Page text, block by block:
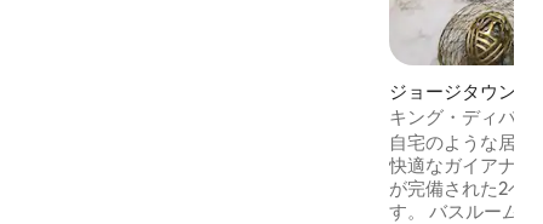
ジョージタウンの
ン・アパート
キング・ディバイ
ーデンズ - 2寝室
自宅のような居心
快適なガイアナの
が完備された2ベ
す。 バスルームに隣接するセミマスター